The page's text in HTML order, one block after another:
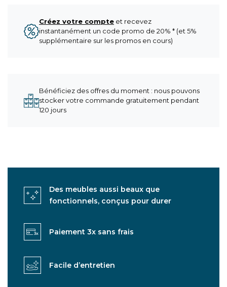
Créez votre compte et recevez
instantanément un code promo de 20% * (et 5%
supplémentaire sur les promos en cours)
Bénéficiez des offres du moment : nous pouvons
stocker votre commande gratuitement pendant
120 jours
Des meubles aussi beaux que
fonctionnels, conçus pour durer
Paiement 3x sans frais
Facile d’entretien